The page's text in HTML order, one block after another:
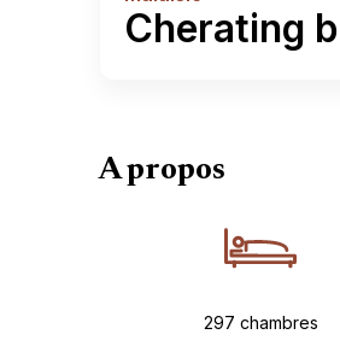
Cherating
A propos
297 chambres